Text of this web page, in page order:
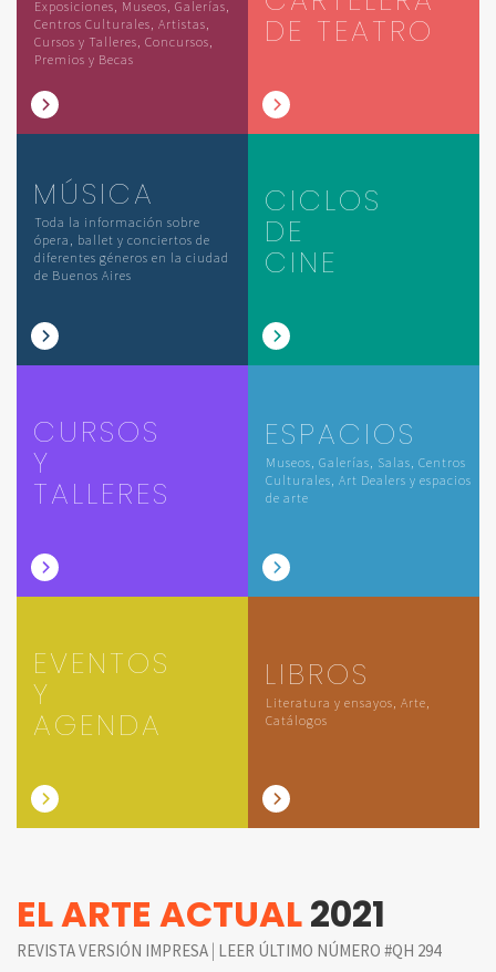
Exposiciones, Museos, Galerías,
Centros Culturales, Artistas,
Cursos y Talleres, Concursos,
Premios y Becas
DE TEATRO
MÚSICA
Toda la información sobre
ópera, ballet y conciertos de
diferentes géneros en la ciudad
de Buenos Aires
CICLOS
DE
CINE
CURSOS
Y
TALLERES
ESPACIOS
Museos, Galerías, Salas, Centros
Culturales, Art Dealers y espacios
de arte
EVENTOS
Y
AGENDA
LIBROS
Literatura y ensayos, Arte,
Catálogos
EL ARTE ACTUAL2021
REVISTA VERSIÓN IMPRESA | LEER ÚLTIMO NÚMERO #QH 294